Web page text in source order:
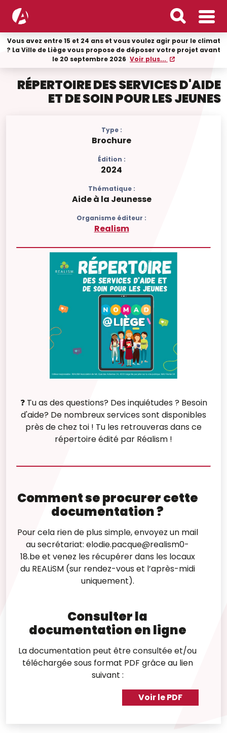
Vous avez entre 15 et 24 ans et vous voulez agir pour le climat
? La Ville de Liège vous propose de déposer votre projet avant
le 20 septembre 2026 Voir plus...
RÉPERTOIRE DES SERVICES D'AIDE
ET DE SOIN POUR LES JEUNES
Type :
Brochure
Édition :
2024
Thématique :
Aide à la Jeunesse
Organisme éditeur :
Realism
❓ Tu as des questions? Des inquiétudes ? Besoin
d'aide? De nombreux services sont disponibles
près de chez toi ! Tu les retrouveras dans ce
répertoire édité par Réalism !
Comment se procurer cette
documentation ?
Pour cela rien de plus simple, envoyez un mail
au secrétariat: elodie.pacque@realism0-
18.be et venez les récupérer dans les locaux
du REALiSM (sur rendez-vous et l’après-midi
uniquement).
Consulter la
documentation en ligne
La documentation peut être consultée et/ou
téléchargée sous format PDF grâce au lien
suivant :
Voir le PDF